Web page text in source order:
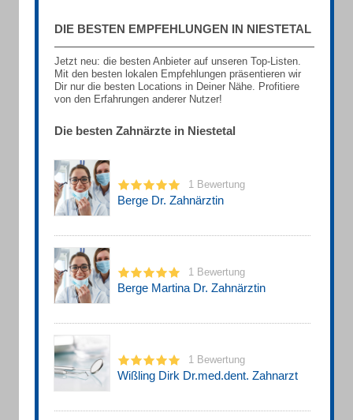
DIE BESTEN EMPFEHLUNGEN IN NIESTETAL
Jetzt neu: die besten Anbieter auf unseren Top-Listen.
Mit den besten lokalen Empfehlungen präsentieren wir
Dir nur die besten Locations in Deiner Nähe. Profitiere
von den Erfahrungen anderer Nutzer!
Die besten Zahnärzte in Niestetal
1 Bewertung
Berge Dr. Zahnärztin
1 Bewertung
Berge Martina Dr. Zahnärztin
1 Bewertung
Wißling Dirk Dr.med.dent. Zahnarzt